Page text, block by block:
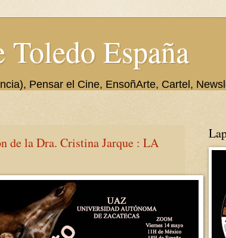
España
Pensar el Cine, EnsoñArte, Cartel,
de la Dra. Cristina Jarque : LA